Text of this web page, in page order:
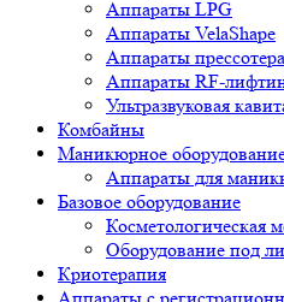
Аппараты LPG
Аппараты VelaShape
Аппараты
Аппараты RF-
Ультразвуковая
Комбайны
Маникюрное
Аппараты для
Базовое оборудование
Косметологическая
Оборудование под
Криотерапия